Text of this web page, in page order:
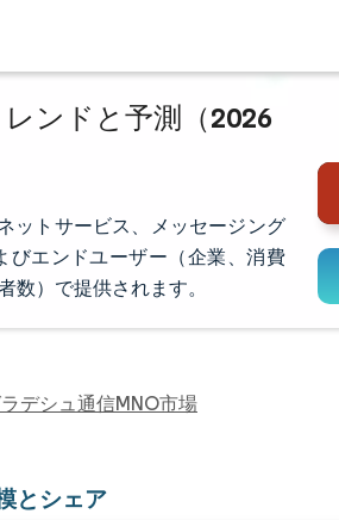
ンドと予測（2026
ットサービス、メッセージング
びエンドユーザー（企業、消費
数）で提供されます。
デシュ通信MNO市場
とシェア